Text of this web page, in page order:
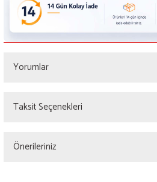
Yorumlar
Taksit Seçenekleri
Önerileriniz